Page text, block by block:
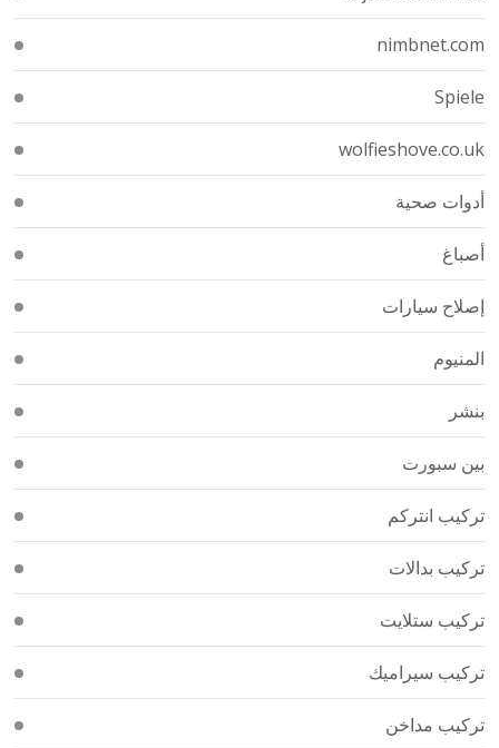
nimbnet.com
Spiele
wolfieshove.co.uk
أدوات صحية
أصباغ
إصلاح سيارات
المنيوم
بنشر
بين سبورت
تركيب انتركم
تركيب بدالات
تركيب ستلايت
تركيب سيراميك
تركيب مداخن